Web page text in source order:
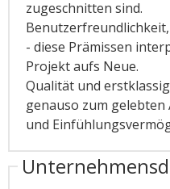
zugeschnitten sind.
- diese Prämissen
Projekt aufs Neue.
Qualität und
genauso zum
und